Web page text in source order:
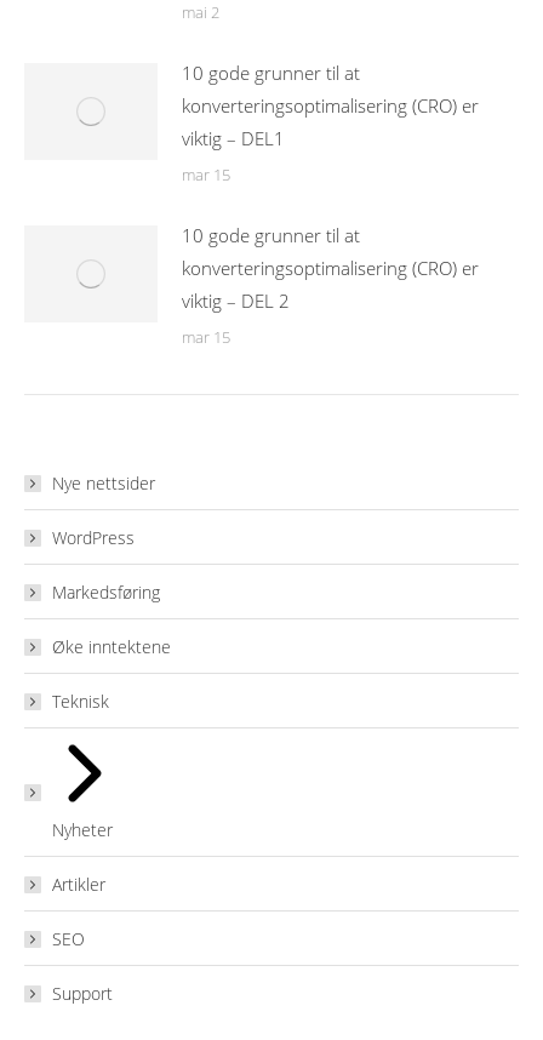
mai 2
10 gode grunner til at
konverteringsoptimalisering (CRO) er
viktig – DEL1
mar 15
10 gode grunner til at
konverteringsoptimalisering (CRO) er
viktig – DEL 2
mar 15
Nye nettsider
WordPress
Markedsføring
Øke inntektene
Teknisk
Nyheter
Artikler
SEO
Support